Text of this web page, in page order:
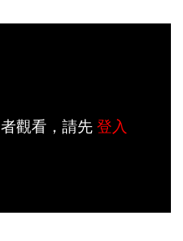
觀看，請先登入